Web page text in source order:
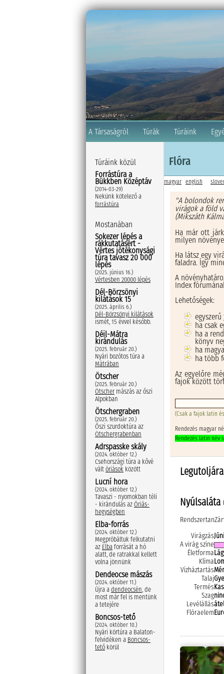
A Társaságról Túrák Túráink
Túráink közül
Forrástúra a
Bükkben Középtáv
(2014-03-29)
Nekünk kötelező a
forrástúra
Mostanában
Sokezer lépés a
rákkutatásért -
Vértes jótékonysági
túra tavasz 20 000
lépés
(2025. június 16.)
Vértesben 20000 lépés
Dél-Börzsönyi
kilátások 15
(2025. április 6.)
Dél-Börzsönyi kilátások
ismét, 15 évvel később.
Déil-Mátra
kirándulás
(2025. február 20.)
Nyári bozótos túra a
Mátrában
Ötscher
(2025. február 20.)
Ötscher mászás az őszi
Alpokban
Ötschergraben
(2025. február 20.)
Őszi szurdoktúra az
Ötschergrabenban
Adrspasske skály
(2024. október 12.)
Csehországi túra a kővé
vált óriások között
Lucní hora
(2024. október 12.)
Tavaszi - nyomokban téli
- kirándulás az Óriás-
hegységben
Elba-forrás
(2024. október 12.)
Megpróbáltuk felkutatni
az Elba forrását a hó
alatt, de ratrakkal kellett
volna jönnünk
Dendeocse mászás
(2024. október 11.)
Újra a dendeocsén, de
most már fel is mentünk
a tetejére
Boncsos-tető
(2024. október 10.)
Nyári körtúra a Balaton-
felvidéken a Boncsos-
tető körül
Flóra
magyar english
"A bolondok
virágok a föld
(Mikszáth
Ha már ott
milyen
Ha látsz egy
faladra. Így
A
Index
Lehetőségek:
egyszerű
ha csak
ha a
könyv
ha
ha több
Az egyelőre
fajok között
(Csak a fajok latin
Rendezés magyar
Rendezés latin név
Nyúlsaláta
Rendszertan
Virágzás
A virág színe
Életforma
Klíma
Vízháztartás
Talaj
Termés
Szag
Levélállás
Flóraelem